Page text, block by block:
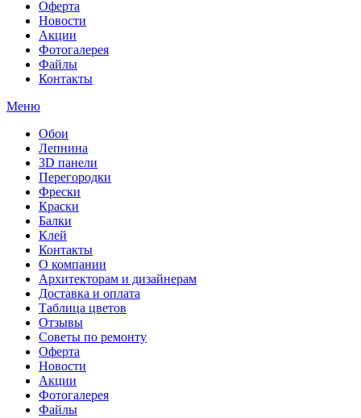
Оферта
Новости
Акции
Фотогалерея
Файлы
Контакты
Меню
Обои
Лепнина
3D панели
Перегородки
Фрески
Краски
Балки
Клей
Контакты
О компании
Архитекторам и дизайнерам
Доставка и оплата
Таблица цветов
Отзывы
Советы по ремонту
Оферта
Новости
Акции
Фотогалерея
Файлы